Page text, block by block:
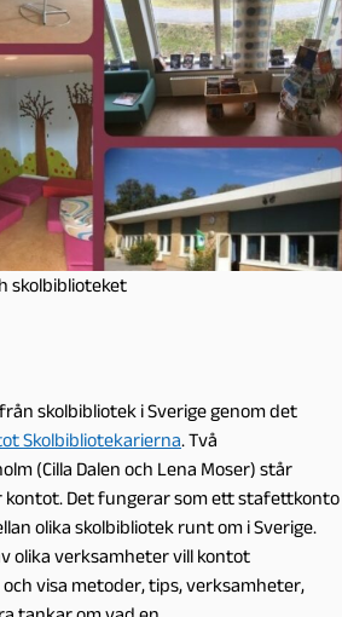
skolbiblioteket
skolbibliotek i Sverige genom det
Skolbibliotekarierna. Två
(Cilla Dalen och Lena Moser) står
kontot. Det fungerar som ett stafettkonto
olika skolbibliotek runt om i Sverige.
olika verksamheter vill kontot
visa metoder, tips, verksamheter,